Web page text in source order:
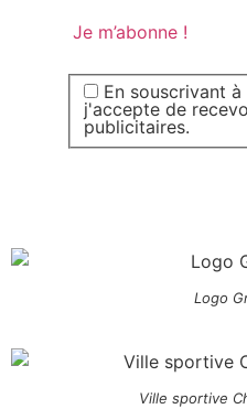
En souscrivant
j'accepte de
publicitaires.
Logo
Ville sportive